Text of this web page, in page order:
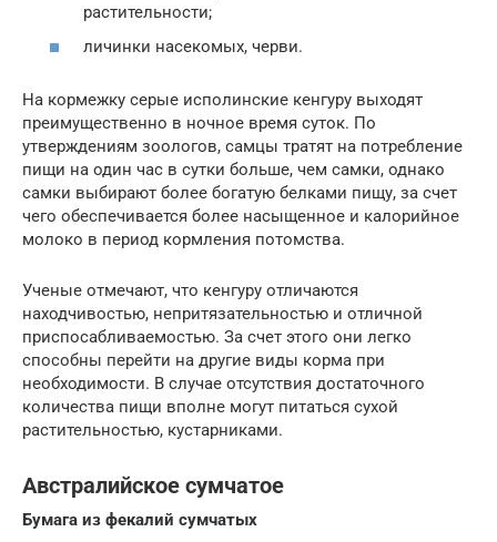
растительности;
личинки насекомых, черви.
На кормежку серые исполинские кенгуру выходят
преимущественно в ночное время суток. По
утверждениям зоологов, самцы тратят на потребление
пищи на один час в сутки больше, чем самки, однако
самки выбирают более богатую белками пищу, за счет
чего обеспечивается более насыщенное и калорийное
молоко в период кормления потомства.
Ученые отмечают, что кенгуру отличаются
находчивостью, непритязательностью и отличной
приспосабливаемостью. За счет этого они легко
способны перейти на другие виды корма при
необходимости. В случае отсутствия достаточного
количества пищи вполне могут питаться сухой
растительностью, кустарниками.
Австралийское сумчатое
Бумага из фекалий сумчатых